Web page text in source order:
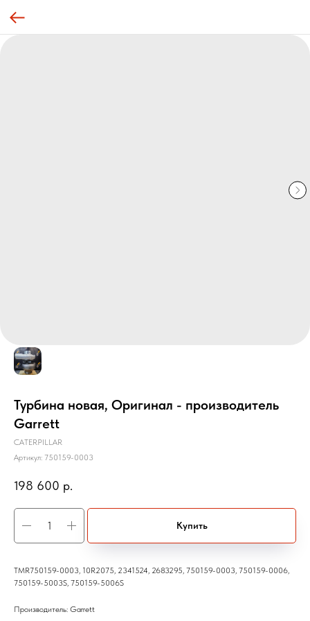
Турбина новая, Оригинал - производитель
Garrett
CATERPILLAR
Артикул: 750159-0003
198 600 р.
Купить
TMR750159-0003, 10R2075, 2341524, 2683295, 750159-0003, 750159-0006,
750159-5003S, 750159-5006S
Производитель: Garrett